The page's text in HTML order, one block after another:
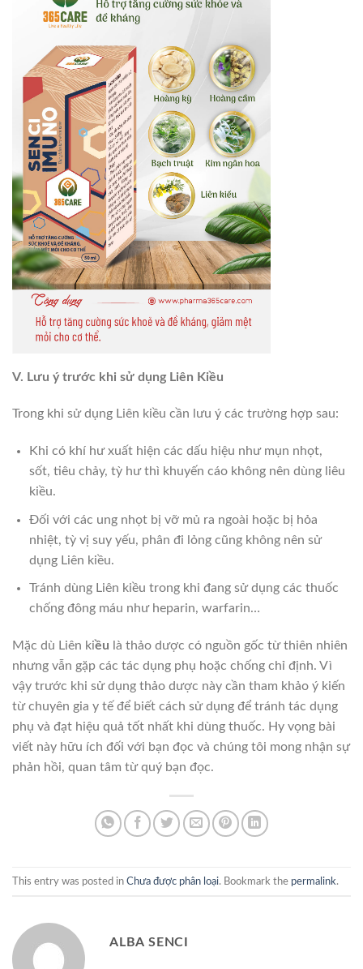
V. Lưu ý trước khi sử dụng Liên Kiều
Trong khi sử dụng Liên kiều cần lưu ý các trường hợp sau:
Khi có khí hư xuất hiện các dấu hiệu như mụn nhọt,
sốt, tiêu chảy, tỳ hư thì khuyến cáo không nên dùng liêu
kiều.
Đối với các ung nhọt bị vỡ mủ ra ngoài hoặc bị hỏa
nhiệt, tỳ vị suy yếu, phân đi lỏng cũng không nên sử
dụng Liên kiều.
Tránh dùng Liên kiều trong khi đang sử dụng các thuốc
chống đông máu như heparin, warfarin…
Mặc dù Liên kiều là thảo dược có nguồn gốc từ thiên nhiên
nhưng vẫn gặp các tác dụng phụ hoặc chống chỉ định. Vì
vậy trước khi sử dụng thảo dược này cần tham khảo ý kiến
từ chuyên gia y tế để biết cách sử dụng để tránh tác dụng
phụ và đạt hiệu quả tốt nhất khi dùng thuốc. Hy vọng bài
viết này hữu ích đối với bạn đọc và chúng tôi mong nhận sự
phản hồi, quan tâm từ quý bạn đọc.
This entry was posted in Chưa được phân loại. Bookmark the permalink.
ALBA SENCI